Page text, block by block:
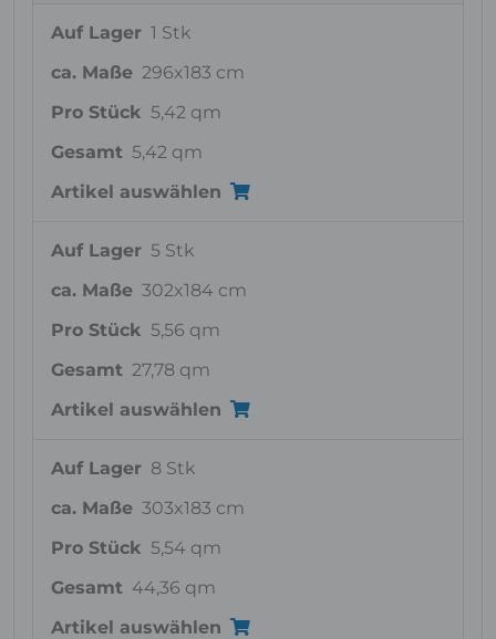
Auf Lager 1 Stk
ca. Maße 296x183 cm
Pro Stück 5,42 qm
Gesamt 5,42 qm
Artikel auswählen
Auf Lager 5 Stk
ca. Maße 302x184 cm
Pro Stück 5,56 qm
Gesamt 27,78 qm
Artikel auswählen
Auf Lager 8 Stk
ca. Maße 303x183 cm
Pro Stück 5,54 qm
Gesamt 44,36 qm
Artikel auswählen